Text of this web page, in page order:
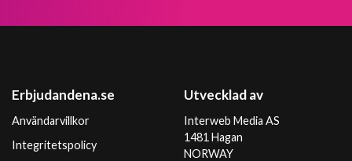
Erbjudandena.se
Användarvillkor
Integritetspolicy
Utvecklad av
Interweb Media AS
1481 Hagan
NORWAY